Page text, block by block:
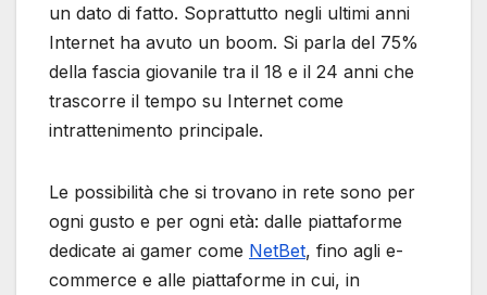
un dato di fatto. Soprattutto negli ultimi anni
Internet ha avuto un boom. Si parla del 75%
della fascia giovanile tra il 18 e il 24 anni che
trascorre il tempo su Internet come
intrattenimento principale.
Le possibilità che si trovano in rete sono per
ogni gusto e per ogni età: dalle piattaforme
dedicate ai gamer come NetBet, fino agli e-
commerce e alle piattaforme in cui, in